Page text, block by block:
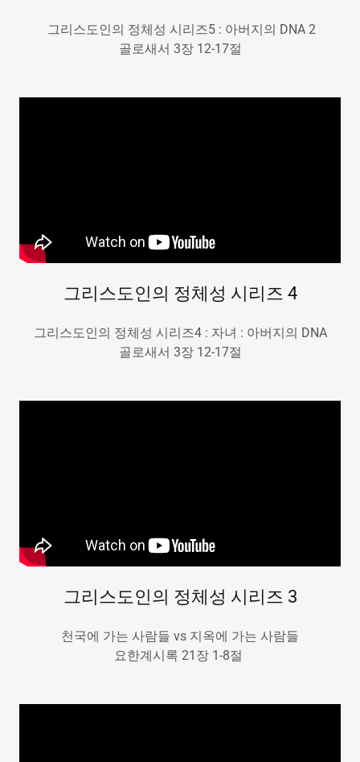
그리스도인의 정체성 시리즈5 : 아버지의 DNA 2
골로새서 3장 12-17절
그리스도인의 정체성 시리즈 4
그리스도인의 정체성 시리즈4 : 자녀 : 아버지의 DNA
골로새서 3장 12-17절
그리스도인의 정체성 시리즈 3
천국에 가는 사람들 vs 지옥에 가는 사람들
요한계시록 21장 1-8절